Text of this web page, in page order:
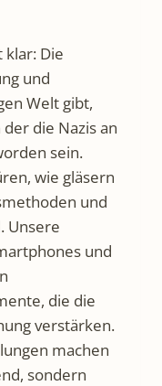
klar: Die
und
Welt gibt,
die Nazis an
sein.
wie gläsern
und
Unsere
und
die die
verstärken.
machen
sondern